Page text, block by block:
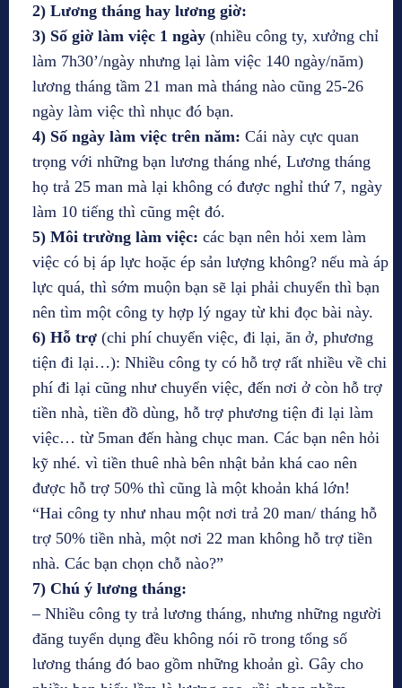
2) Lương tháng hay lương giờ:
3) Số giờ làm việc 1 ngày (nhiều công ty, xưởng chỉ
làm 7h30’/ngày nhưng lại làm việc 140 ngày/năm)
lương tháng tầm 21 man mà tháng nào cũng 25-26
ngày làm việc thì nhục đó bạn.
4) Số ngày làm việc trên năm: Cái này cực quan
trọng với những bạn lương tháng nhé, Lương tháng
họ trả 25 man mà lại không có được nghỉ thứ 7, ngày
làm 10 tiếng thì cũng mệt đó.
5) Môi trường làm việc: các bạn nên hỏi xem làm
việc có bị áp lực hoặc ép sản lượng không? nếu mà áp
lực quá, thì sớm muộn bạn sẽ lại phải chuyển thì bạn
nên tìm một công ty hợp lý ngay từ khi đọc bài này.
6) Hỗ trợ (chi phí chuyển việc, đi lại, ăn ở, phương
tiện đi lại…): Nhiều công ty có hỗ trợ rất nhiều về chi
phí đi lại cũng như chuyển việc, đến nơi ở còn hỗ trợ
tiền nhà, tiền đồ dùng, hỗ trợ phương tiện đi lại làm
việc… từ 5man đến hàng chục man. Các bạn nên hỏi
kỹ nhé. vì tiền thuê nhà bên nhật bản khá cao nên
được hỗ trợ 50% thì cũng là một khoản khá lớn!
“Hai công ty như nhau một nơi trả 20 man/ tháng hỗ
trợ 50% tiền nhà, một nơi 22 man không hỗ trợ tiền
nhà. Các bạn chọn chỗ nào?”
7) Chú ý lương tháng:
– Nhiều công ty trả lương tháng, nhưng những người
đăng tuyển dụng đều không nói rõ trong tổng số
lương tháng đó bao gồm những khoản gì. Gây cho